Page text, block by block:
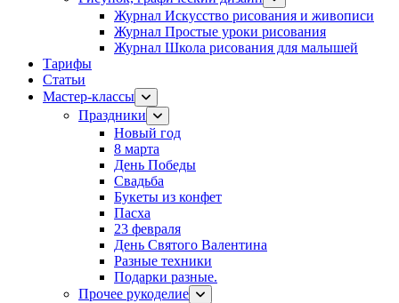
Журнал Искусство рисования и живописи
Журнал Простые уроки рисования
Журнал Школа рисования для малышей
Тарифы
Статьи
Мастер-классы
Праздники
Новый год
8 марта
День Победы
Свадьба
Букеты из конфет
Пасха
23 февраля
День Святого Валентина
Разные техники
Подарки разные.
Прочее рукоделие